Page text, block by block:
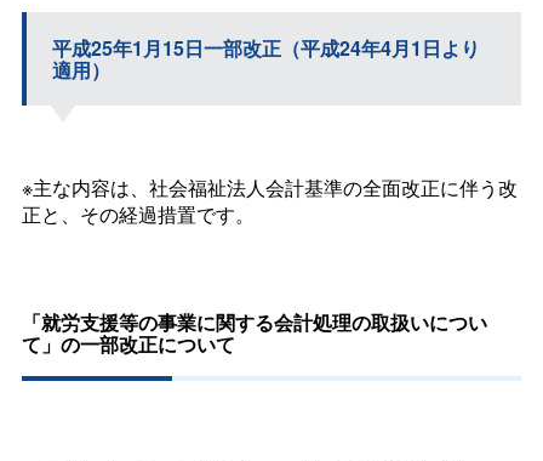
平成25年1月15日一部改正（平成24年4月1日より
適用）
※主な内容は、社会福祉法人会計基準の全面改正に伴う改
正と、その経過措置です。
「就労支援等の事業に関する会計処理の取扱いについ
て」の一部改正について